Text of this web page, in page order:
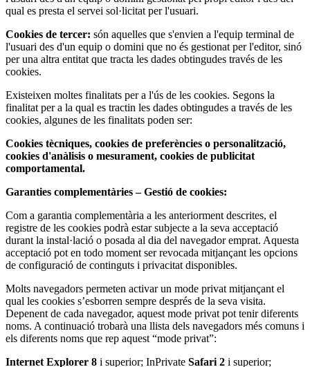
qual es presta el servei sol·licitat per l'usuari.
Cookies de tercer: són aquelles que s'envien a l'equip terminal de
l'usuari des d'un equip o domini que no és gestionat per l'editor, sinó
per una altra entitat que tracta les dades obtingudes través de les
cookies.
Existeixen moltes finalitats per a l'ús de les cookies. Segons la
finalitat per a la qual es tractin les dades obtingudes a través de les
cookies, algunes de les finalitats poden ser:
Cookies tècniques, cookies de preferències o personalització,
cookies d'anàlisis o mesurament, cookies de publicitat
comportamental.
Garanties complementàries – Gestió de cookies:
Com a garantia complementària a les anteriorment descrites, el
registre de les cookies podrà estar subjecte a la seva acceptació
durant la instal·lació o posada al dia del navegador emprat. Aquesta
acceptació pot en todo moment ser revocada mitjançant les opcions
de configuració de continguts i privacitat disponibles.
Molts navegadors permeten activar un mode privat mitjançant el
qual les cookies s’esborren sempre després de la seva visita.
Depenent de cada navegador, aquest mode privat pot tenir diferents
noms. A continuació trobarà una llista dels navegadors més comuns i
els diferents noms que rep aquest “mode privat”:
Internet Explorer 8 i superior; InPrivate Safari 2 i superior;